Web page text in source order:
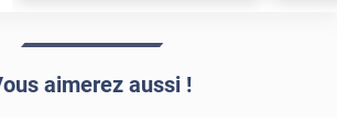
aimerez aussi !